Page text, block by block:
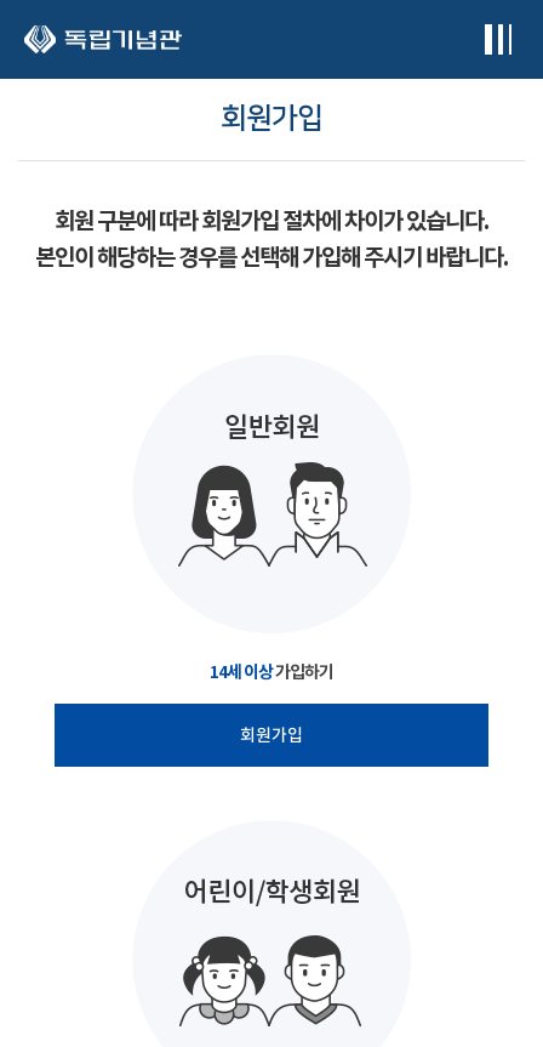
회원가입
회원 구분에 따라 회원가입 절차에 차이가 있습니다.
본인이 해당하는 경우를 선택해 가입해 주시기 바랍니다.
14세 이상가입하기
회원가입